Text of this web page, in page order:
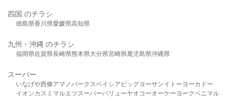
四国 のチラシ
徳島県香川県愛媛県高知県
九州・沖縄 のチラシ
福岡県佐賀県長崎県熊本県大分県宮崎県鹿児島県沖縄県
スーパー
いなげや西條アマノパークスベイシア ビッグヨーサンイトーヨーカドー
イオンカスミ マルエツスーパーバリューヤオコーオーケー ヨークベニマル